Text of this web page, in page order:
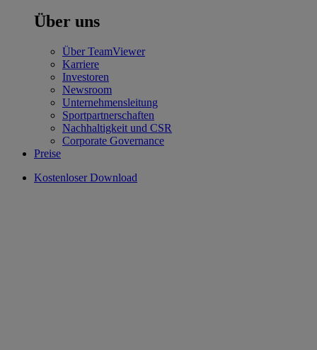
Über uns
Über TeamViewer
Karriere
Investoren
Newsroom
Unternehmensleitung
Sportpartnerschaften
Nachhaltigkeit und CSR
Corporate Governance
Preise
Kostenloser Download